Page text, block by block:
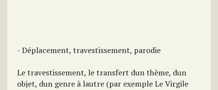
- Déplacement, travestissement, parodie
Le travestissement, le transfert dun thème, dun
objet, dun genre à lautre (par exemple Le Virgile